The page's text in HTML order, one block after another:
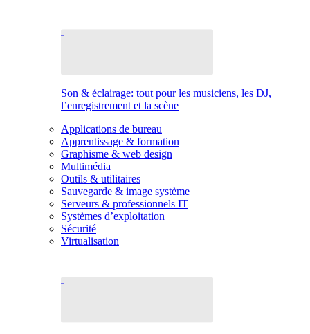
Son & éclairage: tout pour les musiciens, les DJ,
l’enregistrement et la scène
Applications de bureau
Apprentissage & formation
Graphisme & web design
Multimédia
Outils & utilitaires
Sauvegarde & image système
Serveurs & professionnels IT
Systèmes d’exploitation
Sécurité
Virtualisation